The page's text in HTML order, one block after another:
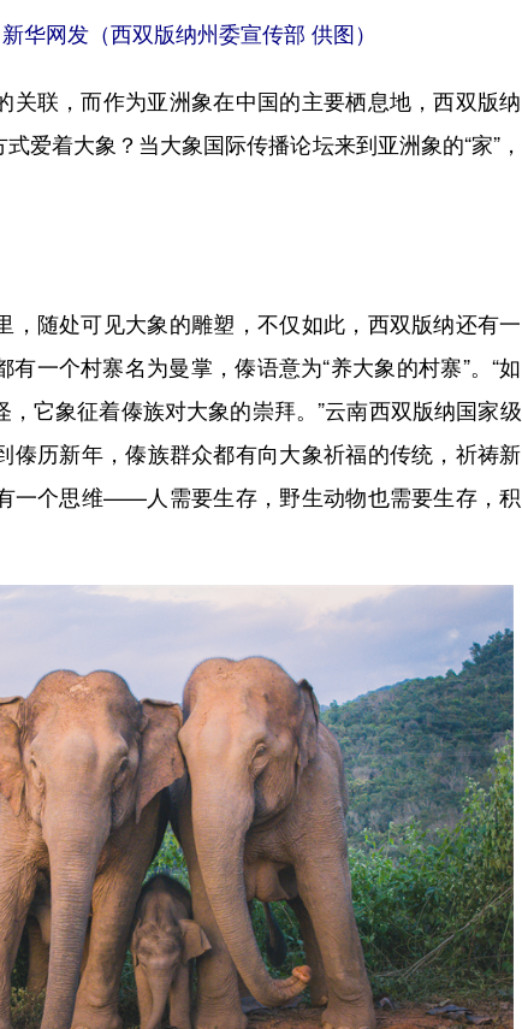
华网发（西双版纳州委宣传部 供图）
联，而作为亚洲象在中国的主要栖息地，西双版
爱着大象？当大象国际传播论坛来到亚洲象的“家”
随处可见大象的雕塑，不仅如此，西双版纳还有
一个村寨名为曼掌，傣语意为“养大象的村寨”。“
它象征着傣族对大象的崇拜。”云南西双版纳国家
历新年，傣族群众都有向大象祈福的传统，祈祷
一个思维——人需要生存，野生动物也需要生存，